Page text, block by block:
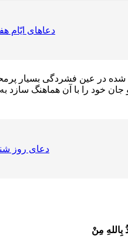
دعاهاى ایّام
شده در عین فشردگى بسیار
خود را با آن هماهنگ سازد
دعای روز